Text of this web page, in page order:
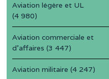
Aviation légère et UL
(4 980)
Aviation commerciale et
d'affaires (3 447)
Aviation militaire (4 247)